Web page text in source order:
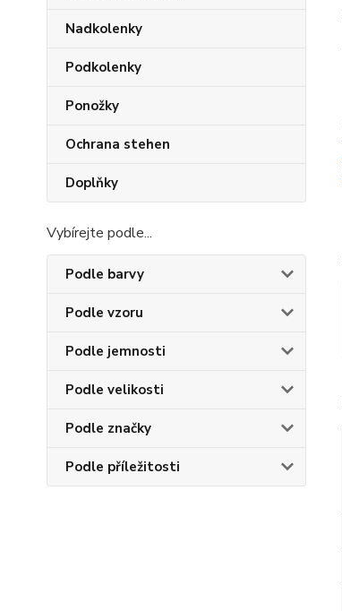
Nadkolenky
Podkolenky
Ponožky
Ochrana stehen
Doplňky
Vybírejte podle...
Podle barvy
Podle vzoru
Podle jemnosti
Podle velikosti
Podle značky
Podle příležitosti